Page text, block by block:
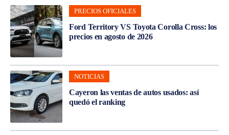
PRECIOS OFICIALES
Ford Territory VS Toyota Corolla Cross: los
precios en agosto de 2026
NOTICIAS
Cayeron las ventas de autos usados: así
quedó el ranking